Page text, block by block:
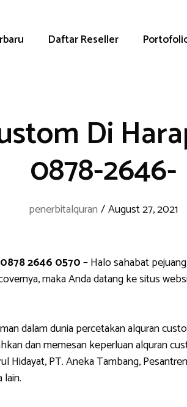
Daftar Reseller
Di
0878-2646-
penerbitalquran /August 27, 2021
2646 0570– Halo sahabat
maka Anda datang ke situs
dalam dunia percetakan alquran
dan memesan keperluan alquran
Hidayat, PT. Aneka Tambang,